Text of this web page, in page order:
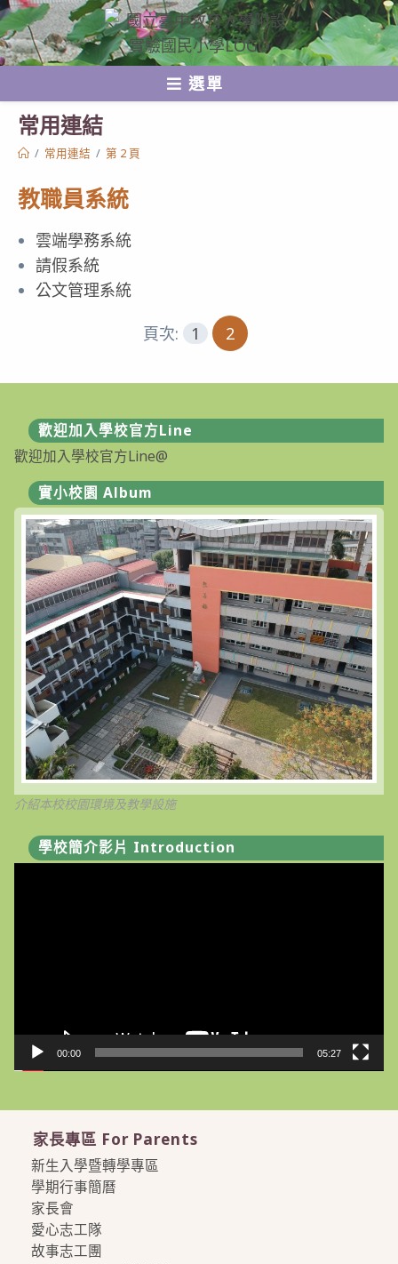
跳
轉
至
選單
常用連結
/ 常用連結 / 第 2 頁
教職員系統
雲端學務系統
請假系統
公文管理系統
頁次: 1 2
歡迎加入學校官方Line
歡迎加入學校官方Line@
實小校園 Album
介紹本校校園環境及教學設施
學校簡介影片 Introduction
00:00 05:27
家長專區 For Parents
新生入學暨轉學專區
學期行事簡曆
家長會
愛心志工隊
故事志工團